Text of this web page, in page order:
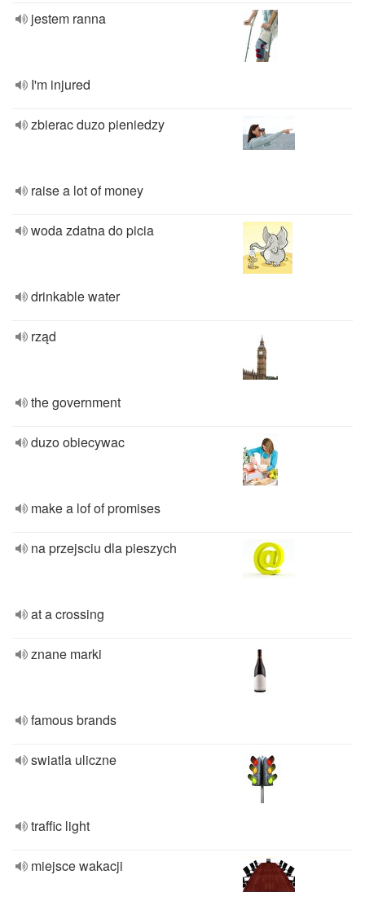
jestem ranna
I'm injured
zbierac duzo pieniedzy
raise a lot of money
woda zdatna do picia
drinkable water
rząd
the government
duzo obiecywac
make a lof of promises
na przejsciu dla pieszych
at a crossing
znane marki
famous brands
swiatla uliczne
traffic light
miejsce wakacji